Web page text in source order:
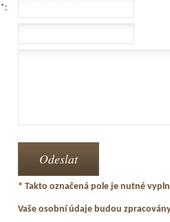
*:
* Takto označená pole je nutné
Vaše osobní údaje budou